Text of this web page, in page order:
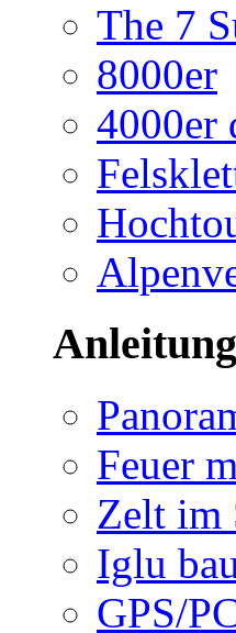
The 7
8000er
4000er
Feuer
Zelt im
Iglu
GPS/